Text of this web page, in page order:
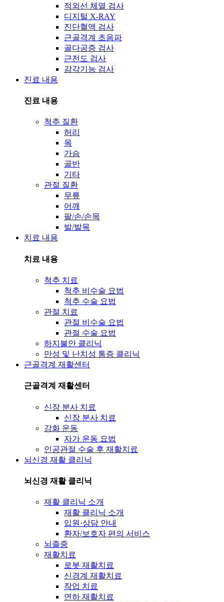
적외선 체열 검사
디지털 X-RAY
진단혈액 검사
근골격계 초음파
골다공증 검사
근전도 검사
감각기능 검사
진료 내용
진료 내용
척추 질환
허리
목
가슴
골반
기타
관절 질환
무릎
어깨
팔/손/손목
발/발목
치료 내용
치료 내용
척추 치료
척추 비수술 요법
척추 수술 요법
관절 치료
관절 비수술 요법
관절 수술 요법
하지불안 클리닉
만성 및 난치성 통증 클리닉
근골격계 재활센터
근골격계 재활센터
신장 분사 치료
신장 분사 치료
강화 운동
자가 운동 요법
인공관절 수술 후 재활치료
뇌신경 재활 클리닉
뇌신경 재활 클리닉
재활 클리닉 소개
재활 클리닉 소개
입원·상담 안내
환자/보호자 편의 서비스
뇌졸중
재활치료
로봇 재활치료
신경계 재활치료
작업 치료
연하 재활치료